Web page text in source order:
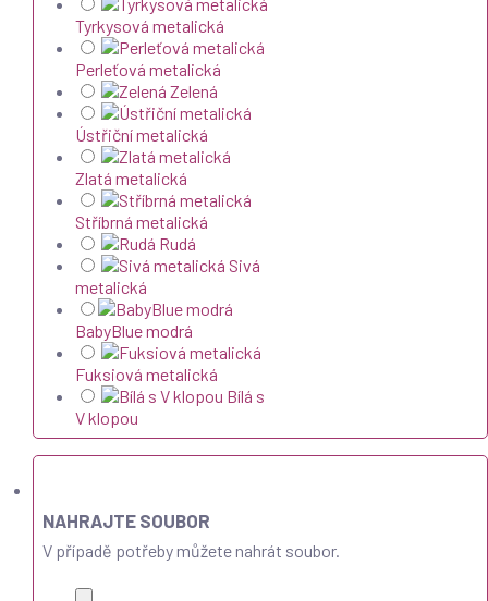
Tyrkysová metalická
Perleťová metalická
Zelená
Ústřiční metalická
Zlatá metalická
Stříbrná metalická
Rudá
Sivá
metalická
BabyBlue modrá
Fuksiová metalická
Bílá s
V klopou
NAHRAJTE SOUBOR
V případě potřeby můžete nahrát soubor.